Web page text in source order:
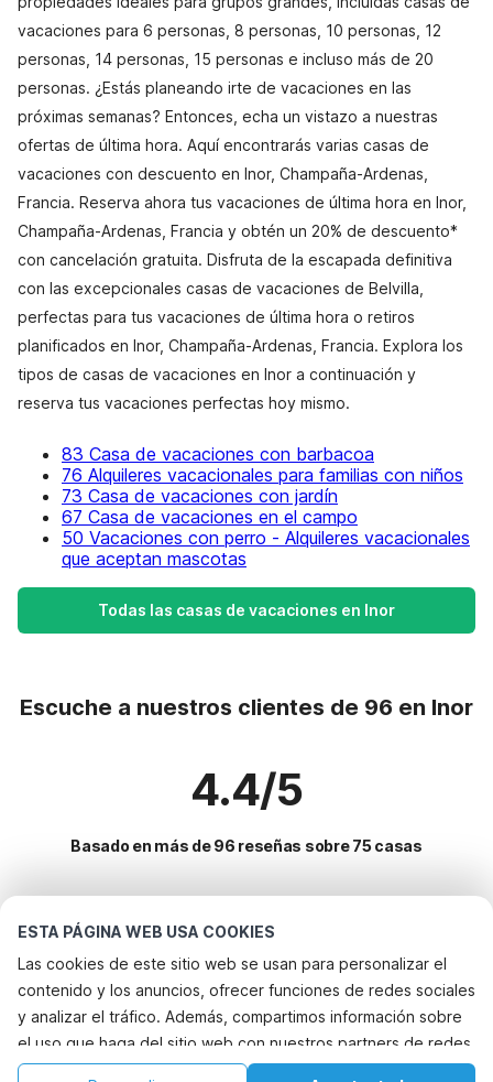
ESTA PÁGINA WEB USA COOKIES
Las cookies de este sitio web se usan para personalizar el
contenido y los anuncios, ofrecer funciones de redes sociales
y analizar el tráfico. Además, compartimos información sobre
el uso que haga del sitio web con nuestros partners de redes
sociales, publicidad y análisis web, quienes pueden
vacaciones para 6 personas, 8 personas, 10 personas, 12
personas, 14 personas, 15 personas e incluso más de 20
personas. ¿Estás planeando irte de vacaciones en las
próximas semanas? Entonces, echa un vistazo a nuestras
ofertas de última hora. Aquí encontrarás varias casas de
vacaciones con descuento en Inor, Champaña-Ardenas,
Francia. Reserva ahora tus vacaciones de última hora en Inor,
Champaña-Ardenas, Francia y obtén un 20% de descuento*
con cancelación gratuita. Disfruta de la escapada definitiva
con las excepcionales casas de vacaciones de Belvilla,
perfectas para tus vacaciones de última hora o retiros
planificados en Inor, Champaña-Ardenas, Francia. Explora los
tipos de casas de vacaciones en Inor a continuación y
reserva tus vacaciones perfectas hoy mismo.
83 Casa de vacaciones con barbacoa
76 Alquileres vacacionales para familias con niños
73 Casa de vacaciones con jardín
67 Casa de vacaciones en el campo
50 Vacaciones con perro - Alquileres vacacionales
que aceptan mascotas
Todas las casas de vacaciones en Inor
Escuche a nuestros clientes de 96 en Inor
4.4/5
Basado en más de 96 reseñas sobre 75 casas
Destinos más populares para vacaciones
Ciudades con los mejores servicios para vacaciones
Casa de vacaciones con barbacoa les-hautes-rivieres
Casa de vacaciones con barbacoa tournavaux
Servicios populares para vacaciones en Inor
Ciudades populares para vacaciones en Champana-